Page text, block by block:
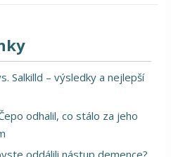
Salkilld – výsledky a nejlepší
odhalil, co stálo za jeho
oddálili nástup demence?